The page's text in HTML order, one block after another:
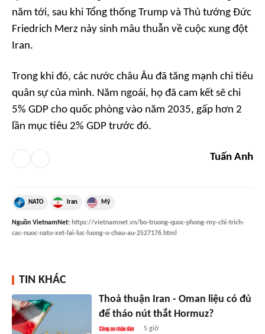
năm tới, sau khi Tổng thống Trump và Thủ tướng Đức
Friedrich Merz nảy sinh mâu thuẫn về cuộc xung đột
Iran.
Trong khi đó, các nước châu Âu đã tăng mạnh chi tiêu
quân sự của mình. Năm ngoái, họ đã cam kết sẽ chi
5% GDP cho quốc phòng vào năm 2035, gấp hơn 2
lần mục tiêu 2% GDP trước đó.
Tuấn Anh
NATO Iran Mỹ
Nguồn VietnamNet: https://vietnamnet.vn/bo-truong-quoc-phong-my-chi-trich-
cac-nuoc-nato-xet-lai-luc-luong-o-chau-au-2527176.html
TIN KHÁC
Thoả thuận Iran - Oman liệu có đủ
để tháo nút thắt Hormuz?
5 giờ